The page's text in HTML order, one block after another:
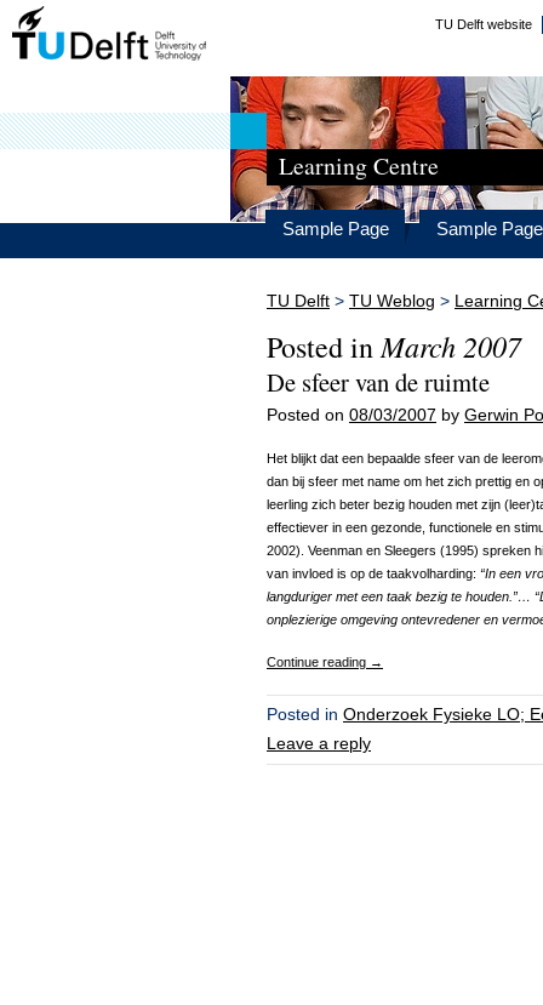
TU Delft website
Learning Centre
Sample Page Sample Page
TU Delft > TU Weblog > Learning
Posted inMarch 2007
De sfeer van de ruimte
Posted on 08/03/2007 by Gerwin
Het blijkt dat een bepaalde sfeer van de
dan bij sfeer met name om het zich prettig en
leerling zich beter bezig houden met zijn
effectiever in een gezonde, functionele en
2002). Veenman en Sleegers (1995) spreken
van invloed is op de taakvolharding: “In een
langduriger met een taak bezig te houden.”…
onplezierige omgeving ontevredener en
Continue reading →
Posted in Onderzoek Fysieke LO;
Leave a reply